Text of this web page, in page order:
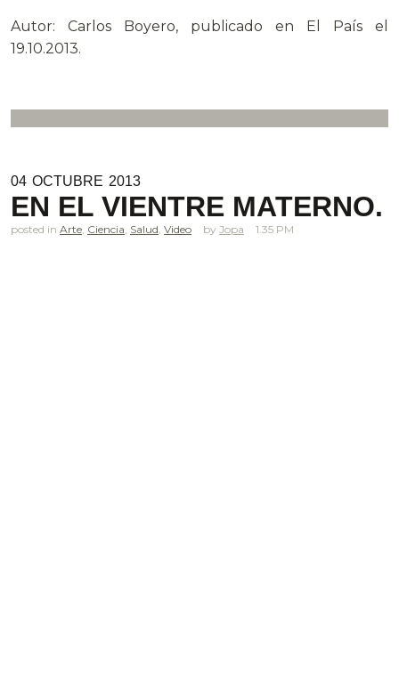
Autor: Carlos Boyero, publicado en El País el
19.10.2013.
04 OCTUBRE 2013
EN EL VIENTRE MATERNO.
posted in Arte Ciencia Salud Video Jopa 1.35 PM